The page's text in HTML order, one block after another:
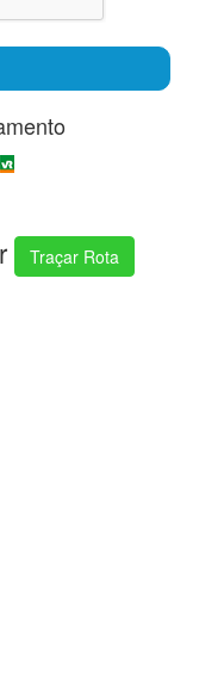
Traçar Rota